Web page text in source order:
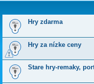
Hry zdarma
Hry za nízke ceny
Stare hry-remaky,